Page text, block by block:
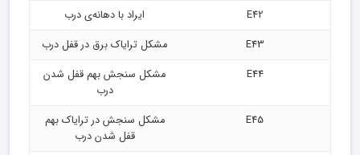
E42
ایراد با دهانه‌ی درب
E43
مشکل ترایاک برق در قفل درب
E44
مشکل سنجش بهم قفل شدن
درب
E45
مشکل سنجش در ترایاک بهم
قفل شدن درب